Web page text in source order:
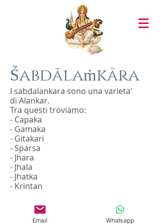
Ṥabdālaṁkāra
I sabdalankara sono una varieta'
di Alankar.
Tra questi troviamo:
- Capaka
- Gamaka
- Gitakari
- Sparsa
- Jhara
- Jhala
- Jhatka
- Krintan
Email Whatsapp